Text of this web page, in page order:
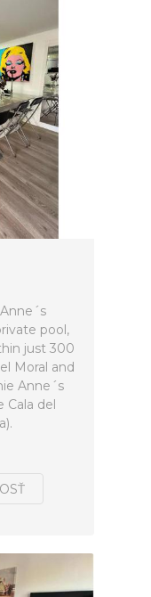
pool,
just 300
Moral and
Anne´s
Cala del